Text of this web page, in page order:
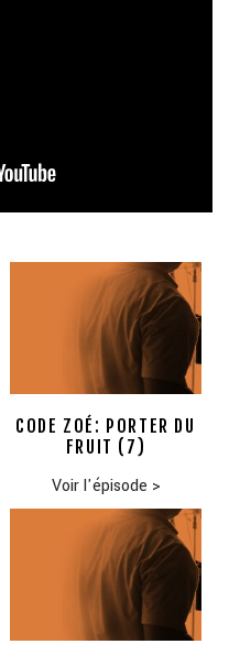
CODE ZOÉ: PORTER DU
FRUIT (7)
Voir l'épisode >